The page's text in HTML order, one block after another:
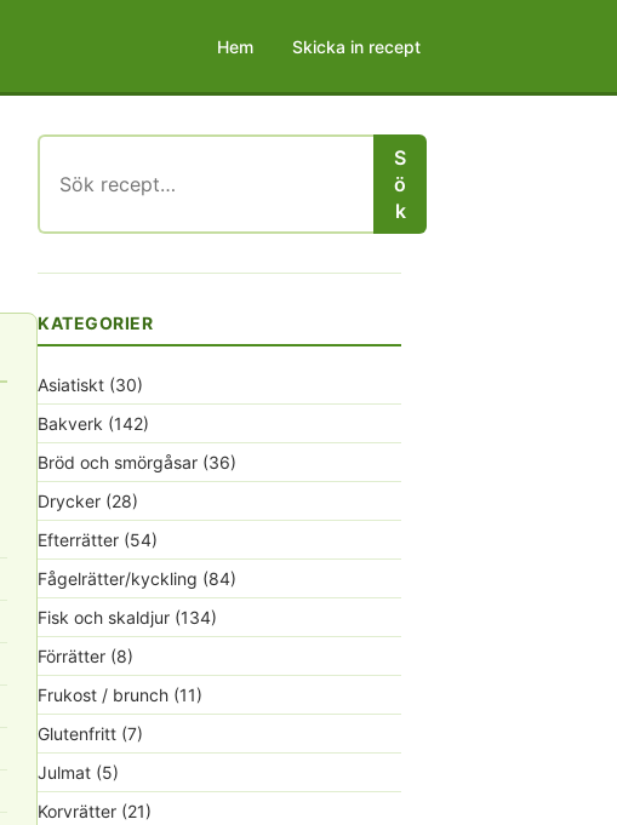
Hem Skicka in recept
efter:
S
ö
k
KATEGORIER
Asiatiskt (30)
Bakverk (142)
Bröd och smörgåsar (36)
Drycker (28)
Efterrätter (54)
Fågelrätter/kyckling (84)
Fisk och skaldjur (134)
Förrätter (8)
Frukost / brunch (11)
Glutenfritt (7)
Julmat (5)
Korvrätter (21)